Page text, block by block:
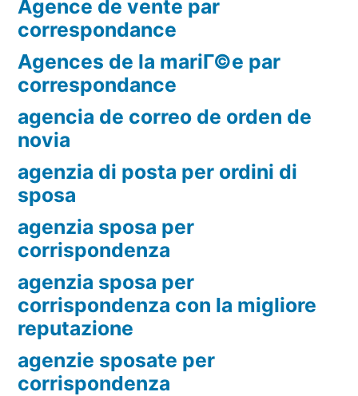
Agence de vente par
correspondance
Agences de la mariГ©e par
correspondance
agencia de correo de orden de
novia
agenzia di posta per ordini di
sposa
agenzia sposa per
corrispondenza
agenzia sposa per
corrispondenza con la migliore
reputazione
agenzie sposate per
corrispondenza